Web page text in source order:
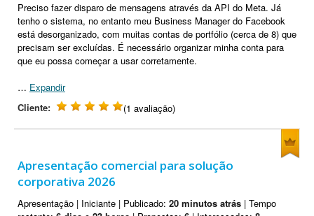
Preciso fazer disparo de mensagens através da API do Meta. Já
tenho o sistema, no entanto meu Business Manager do Facebook
está desorganizado, com muitas contas de portfólio (cerca de 8) que
precisam ser excluídas. É necessário organizar minha conta para
que eu possa começar a usar corretamente.
… Expandir
Cliente:
(1 avaliação)
Apresentação comercial para solução
corporativa 2026
Apresentação | Iniciante | Publicado: 20 minutos atrás | Tempo